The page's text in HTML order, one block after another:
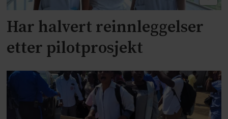
Har halvert reinnleggelser
etter pilotprosjekt